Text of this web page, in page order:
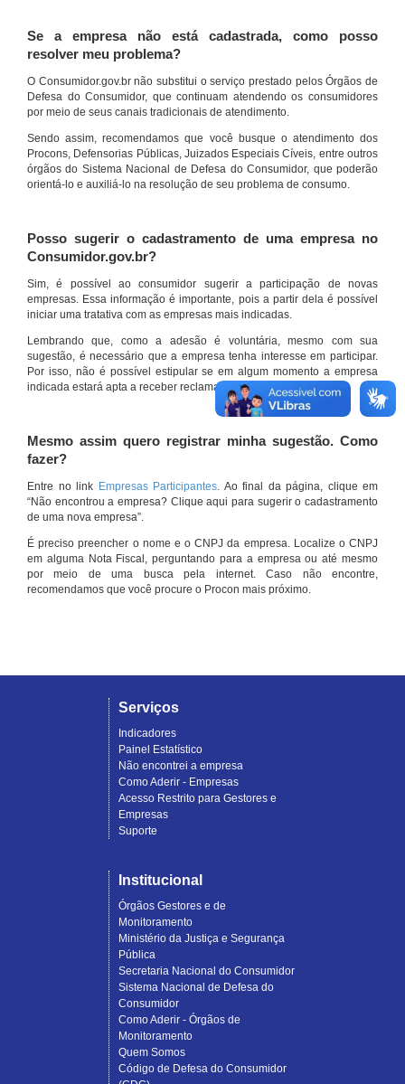
Se a empresa não está cadastrada, como posso
resolver meu problema?
O Consumidor.gov.br não substitui o serviço prestado pelos Órgãos de
Defesa do Consumidor, que continuam atendendo os consumidores
por meio de seus canais tradicionais de atendimento.
Sendo assim, recomendamos que você busque o atendimento dos
Procons, Defensorias Públicas, Juizados Especiais Cíveis, entre outros
órgãos do Sistema Nacional de Defesa do Consumidor, que poderão
orientá-lo e auxiliá-lo na resolução de seu problema de consumo.
Posso sugerir o cadastramento de uma empresa no
Consumidor.gov.br?
Sim, é possível ao consumidor sugerir a participação de novas
empresas. Essa informação é importante, pois a partir dela é possível
iniciar uma tratativa com as empresas mais indicadas.
Lembrando que, como a adesão é voluntária, mesmo com sua
sugestão, é necessário que a empresa tenha interesse em participar.
Por isso, não é possível estipular se em algum momento a empresa
indicada estará apta a receber reclamações por meio do site.
Mesmo assim quero registrar minha sugestão. Como
fazer?
Entre no link Empresas Participantes. Ao final da página, clique em
“Não encontrou a empresa? Clique aqui para sugerir o cadastramento
de uma nova empresa”.
É preciso preencher o nome e o CNPJ da empresa. Localize o CNPJ
em alguma Nota Fiscal, perguntando para a empresa ou até mesmo
por meio de uma busca pela internet. Caso não encontre,
recomendamos que você procure o Procon mais próximo.
Serviços
Indicadores
Painel Estatístico
Não encontrei a empresa
Como Aderir - Empresas
Acesso Restrito para Gestores e
Empresas
Suporte
Institucional
Órgãos Gestores e de
Monitoramento
Ministério da Justiça e Segurança
Pública
Secretaria Nacional do Consumidor
Sistema Nacional de Defesa do
Consumidor
Como Aderir - Órgãos de
Monitoramento
Quem Somos
Código de Defesa do Consumidor